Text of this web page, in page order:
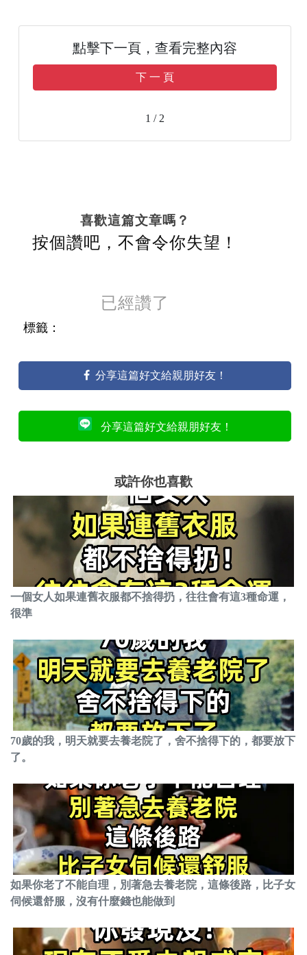
點擊下一頁，查看完整內容
下 一 頁
1 / 2
喜歡這篇文章嗎？
按個讚吧，不會令你失望！
已經讚了
標籤：
分享這篇好文給親朋好友！
分享這篇好文給親朋好友！
或許你也喜歡
一個女人如果連舊衣服都不捨得扔，往往會有這3種命運，
很準
70歲的我，明天就要去養老院了，舍不捨得下的，都要放下
了。
如果你老了不能自理，別著急去養老院，這條後路，比子女
伺候還舒服，沒有什麼錢也能做到